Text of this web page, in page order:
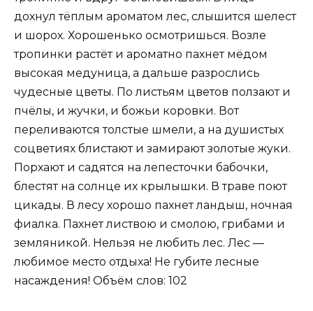
дохнул тёплым ароматом лес, слышится шелест
и шорох. Хорошенько осмотришься. Возле
тропинки растёт и ароматно пахнет мёдом
высокая медуница, а дальше разрослись
чудесные цветы. По листьям цветов ползают и
пчёлы, и жучки, и божьи коровки. Вот
переливаются толстые шмели, а на душистых
соцветиях блистают и замирают золотые жуки.
Порхают и садятся на лепесточки бабочки,
блестят на солнце их крылышки. В траве поют
цикады. В лесу хорошо пахнет ландыш, ночная
фиалка. Пахнет листвою и смолою, грибами и
земляникой. Нельзя не любить лес. Лес —
любимое место отдыха! Не губите лесные
насаждения! Объём слов: 102